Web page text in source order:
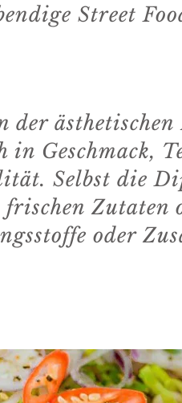
Street
der
in Geschmack,
Selbst die
Zutaten
oder